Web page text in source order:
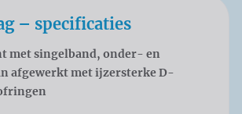
– specificaties
met singelband, onder- en
afgewerkt met ijzersterke D-